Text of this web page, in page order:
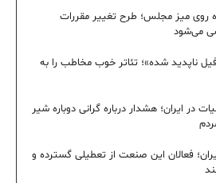
روی میز مجلس؛ طرح تغییر مقررات
می‌شود
ناپدید شده»؛ تئاتر خوب مخاطب را به
ایران؛ هشدار درباره گرانی دوباره شیر
فعالان این صنعت از تعطیلی گسترده و